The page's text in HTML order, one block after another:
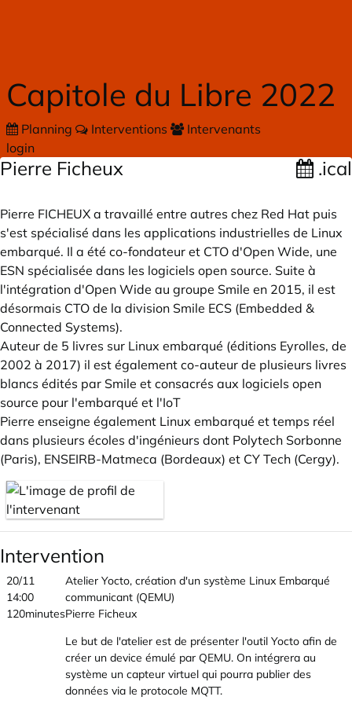
Capitole du Libre 2022
Planning Interventions
Intervenants
login
Pierre Ficheux .ical
Pierre FICHEUX a travaillé entre autres chez Red Hat puis
s'est spécialisé dans les applications industrielles de Linux
embarqué. Il a été co-fondateur et CTO d'Open Wide, une
ESN spécialisée dans les logiciels open source. Suite à
l'intégration d'Open Wide au groupe Smile en 2015, il est
désormais CTO de la division Smile ECS (Embedded &
Connected Systems).
Auteur de 5 livres sur Linux embarqué (éditions Eyrolles, de
2002 à 2017) il est également co-auteur de plusieurs livres
blancs édités par Smile et consacrés aux logiciels open
source pour l'embarqué et l'IoT
Pierre enseigne également Linux embarqué et temps réel
dans plusieurs écoles d'ingénieurs dont Polytech Sorbonne
(Paris), ENSEIRB-Matmeca (Bordeaux) et CY Tech (Cergy).
Intervention
20/11
14:00
120minutes
Atelier Yocto, création d'un système Linux Embarqué
communicant (QEMU)
Pierre Ficheux
Le but de l'atelier est de présenter l'outil Yocto afin de
créer un device émulé par QEMU. On intégrera au
système un capteur virtuel qui pourra publier des
données via le protocole MQTT.